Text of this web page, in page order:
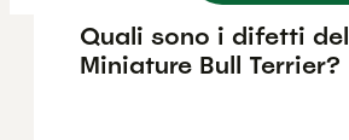
Quali sono i difetti del
Miniature Bull Terrier?